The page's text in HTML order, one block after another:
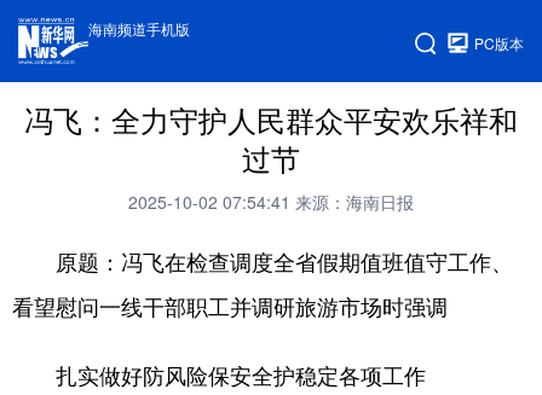
海南频道手机版
PC版本
冯飞：全力守护人民群众平安欢乐祥和
过节
2025-10-02 07:54:41 来源：海南日报
原题：冯飞在检查调度全省假期值班值守工作、
看望慰问一线干部职工并调研旅游市场时强调
扎实做好防风险保安全护稳定各项工作